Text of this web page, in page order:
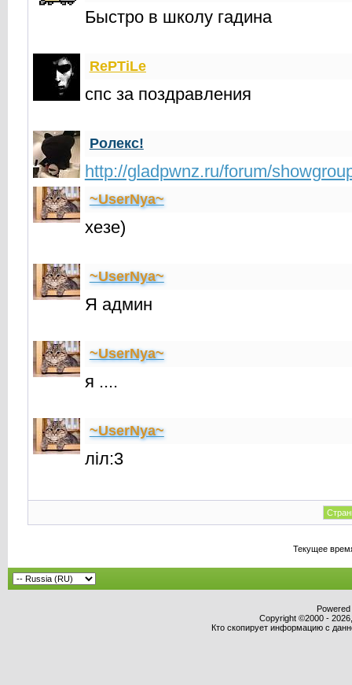
Быстро в школу гадина
RePTiLe
спс за поздравления
Ролекс!
http://gladpwnz.ru/forum/
~UserNya~
хезе)
~UserNya~
Я админ
~UserNya~
я ....
~UserNya~
лiл:3
Текущее
Copyright ©2000 -
Кто скопирует информацию с